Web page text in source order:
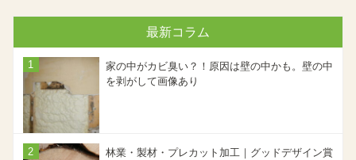
最新コラム
家の中がカビ臭い？！原因は壁の中かも。壁の中
を剥がして画像あり
林業・製材・プレカット加工｜グッドデザイン賞